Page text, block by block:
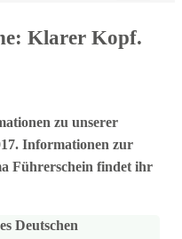
Klarer Kopf.
zu unserer
Informationen zur
Führerschein findet ihr
Deutschen